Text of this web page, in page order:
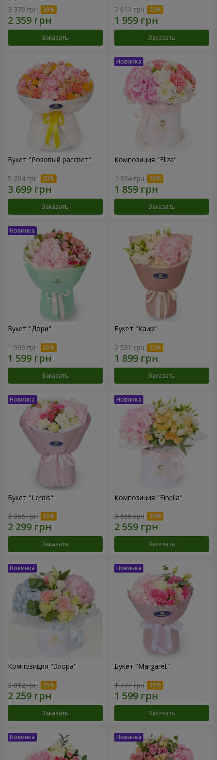
3 370 грн
Заказать
2 612 грн
Заказать
Букет "Розовый рассвет"
5 284 грн
Заказать
Композиция "Eliza"
2 324 грн
Заказать
Букет "Дори"
1 999 грн
Заказать
Букет "Каир"
2 532 грн
Заказать
Букет "Lerdis"
3 065 грн
Заказать
Композиция "Finella"
3 656 грн
Заказать
Композиция "Элора"
3 012 грн
Заказать
Букет "Margaret"
1 777 грн
Заказать